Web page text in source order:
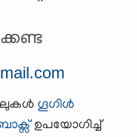
ഗൂഗിള്‍
ഉപയോഗിച്ച്